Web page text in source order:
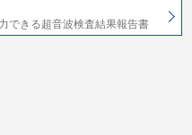
できる超音波検査結果報告書